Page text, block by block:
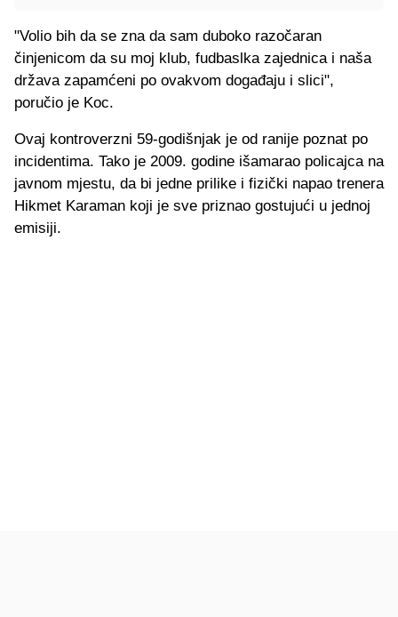
"Volio bih da se zna da sam duboko razočaran
činjenicom da su moj klub, fudbaslka zajednica i naša
država zapamćeni po ovakvom događaju i slici",
poručio je Koc.
Ovaj kontroverzni 59-godišnjak je od ranije poznat po
incidentima. Tako je 2009. godine išamarao policajca na
javnom mjestu, da bi jedne prilike i fizički napao trenera
Hikmet Karaman koji je sve priznao gostujući u jednoj
emisiji.